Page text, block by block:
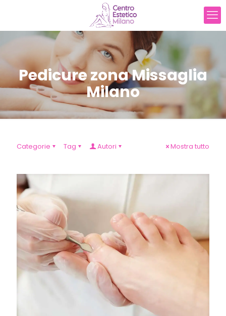
Pedicure zona Missaglia
Milano
Categorie Tag Autori Mostra tutto